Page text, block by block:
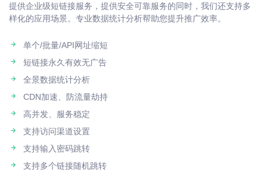
提供企业级短链接服务，提供安全可靠服务的同时，我们还支持多
样化的应用场景。专业数据统计分析帮助您提升推广效率。
单个/批量/API网址缩短
短链接永久有效无广告
全景数据统计分析
CDN加速、防流量劫持
高并发、服务稳定
支持访问渠道设置
支持输入密码跳转
支持多个链接随机跳转